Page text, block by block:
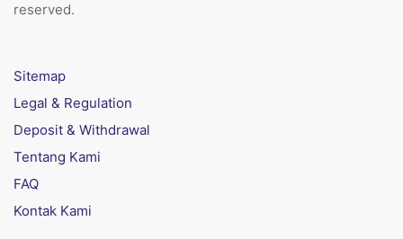
reserved.
Sitemap
Legal & Regulation
Deposit & Withdrawal
Tentang Kami
FAQ
Kontak Kami